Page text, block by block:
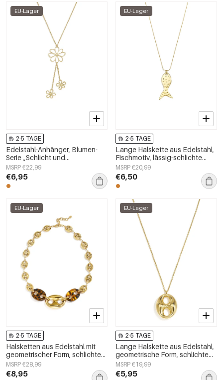
EU-Lager
2-5 TAGE
Edelstahl-Anhänger, Blumen-
Serie „Schlicht und
alltagstauglich“,
Damenschmuck
MSRP €22,99
€6,95
EU-Lager
2-5 TAGE
Lange Halskette aus Edelstahl,
Fischmotiv, lässig-schlichte
Serie, Damenschmuck
MSRP €20,99
€6,50
EU-Lager
2-5 TAGE
Halsketten aus Edelstahl mit
geometrischer Form, schlichte
Alltags-Serie, Damenschmuck
MSRP €28,99
€8,95
EU-Lager
2-5 TAGE
Lange Halskette aus Edelstahl,
geometrische Form, schlichte
Alltags-Serie, Damenschmuck
MSRP €19,99
€5,95